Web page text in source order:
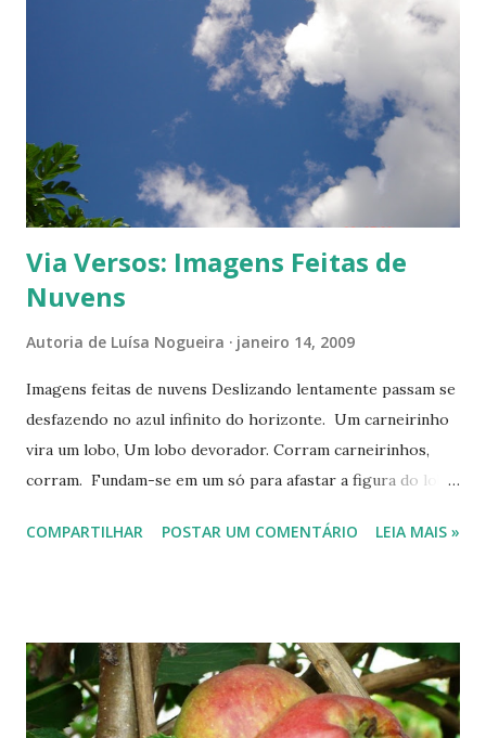
morreria logo, mas o 'bichinho' era forte e resistente.
Trabalhava, trabalhava, quer dizer, crescia com dificuldade,
umas folhinhas aqui, outras ali... Aí vinham uns
'monstrinhos' e destruíam tudo, tudo. Dava pena! Nada
dava certo. E como não uso veneno, as famosas 'iscas'*
(agrotóxico), ficava cada vez mais...
Via Versos: Imagens Feitas de
Nuvens
Autoria de Luísa Nogueira janeiro 14, 2009
Imagens feitas de nuvens Deslizando lentamente passam se
desfazendo no azul infinito do horizonte. Um carneirinho
vira um lobo, Um lobo devorador. Corram carneirinhos,
corram. Fundam-se em um só para afastar a figura do lobo
COMPARTILHAR POSTAR UM COMENTÁRIO LEIA MAIS »